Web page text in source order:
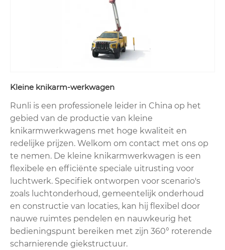
Kleine knikarm-werkwagen
Runli is een professionele leider in China op het
gebied van de productie van kleine
knikarmwerkwagens met hoge kwaliteit en
redelijke prijzen. Welkom om contact met ons op
te nemen. De kleine knikarmwerkwagen is een
flexibele en efficiënte speciale uitrusting voor
luchtwerk. Specifiek ontworpen voor scenario's
zoals luchtonderhoud, gemeentelijk onderhoud
en constructie van locaties, kan hij flexibel door
nauwe ruimtes pendelen en nauwkeurig het
bedieningspunt bereiken met zijn 360° roterende
scharnierende giekstructuur.